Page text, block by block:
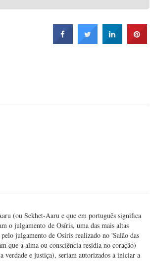
(ou Sekhet-Aaru e que em português significa
o julgamento de Osíris, uma das mais altas
julgamento de Osíris realizado no 'Salão das
que a alma ou consciência residia no coração)
verdade e justiça), seriam autorizados a iniciar a